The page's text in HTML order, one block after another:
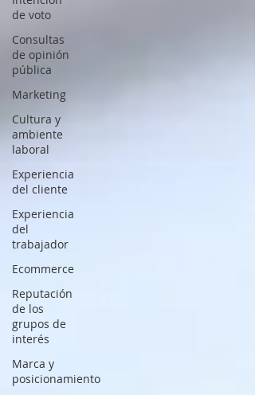
de voto
Consultas
de opinión
pública
Marketing
Cultura y
ambiente
laboral
Experiencia
del cliente
Experiencia
del
trabajador
Ecommerce
Reputación
de los
grupos de
interés
Marca y
posicionamiento